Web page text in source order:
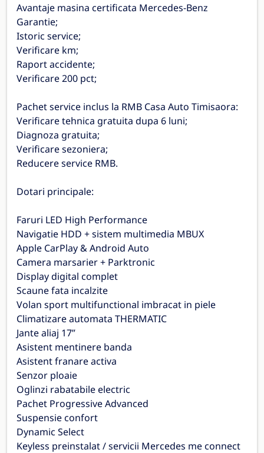
Avantaje masina certificata Mercedes-Benz
Garantie;
Istoric service;
Verificare km;
Raport accidente;
Verificare 200 pct;
Pachet service inclus la RMB Casa Auto Timisaora:
Verificare tehnica gratuita dupa 6 luni;
Diagnoza gratuita;
Verificare sezoniera;
Reducere service RMB.
Dotari principale:
Faruri LED High Performance
Navigatie HDD + sistem multimedia MBUX
Apple CarPlay & Android Auto
Camera marsarier + Parktronic
Display digital complet
Scaune fata incalzite
Volan sport multifunctional imbracat in piele
Climatizare automata THERMATIC
Jante aliaj 17”
Asistent mentinere banda
Asistent franare activa
Senzor ploaie
Oglinzi rabatabile electric
Pachet Progressive Advanced
Suspensie confort
Dynamic Select
Keyless preinstalat / servicii Mercedes me connect